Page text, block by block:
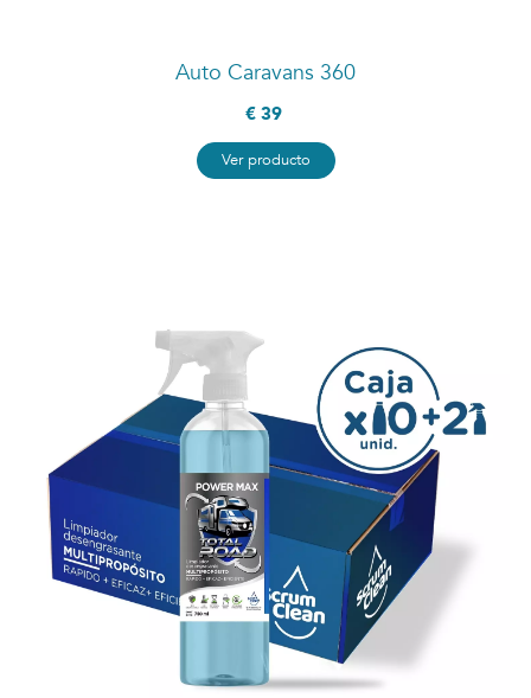
Auto Caravans 360
€ 39
Ver producto